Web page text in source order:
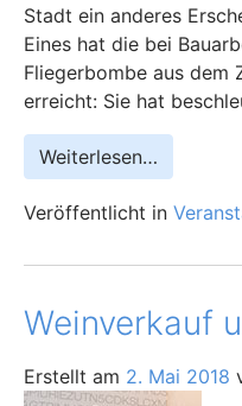
Stadt ein anderes
Eines hat die bei
Fliegerbombe aus dem
erreicht: Sie hat
Weiterlesen…
Veröffentlicht in
Weinverkauf
Erstellt am 2. Mai 2018